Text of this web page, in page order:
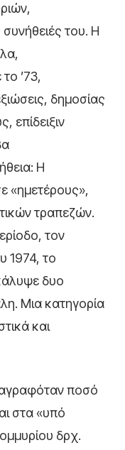
συνήθειές του. Η
’73,
δημοσίας
επίδειξιν
Η
«ημετέρους»,
τραπεζών.
τον
1974, το
δυο
Μια κατηγορία
και
ποσό
στα «υπό
δρχ.